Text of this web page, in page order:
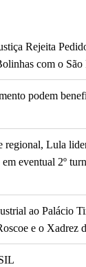
Rejeita
com o São
podem
regional, Lula
eventual 2º
ao Palácio
e o Xadrez